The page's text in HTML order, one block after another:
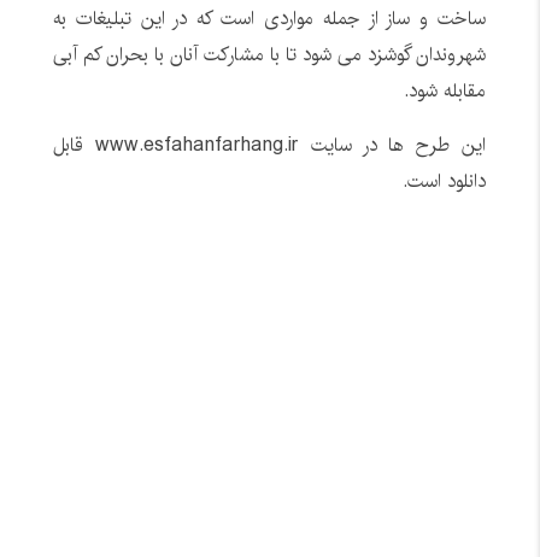
ساخت و ساز از جمله مواردی است که در این تبلیغات به
شهروندان گوشزد می شود تا با مشارکت آنان با بحران کم آبی
مقابله شود.
این طرح ها در سایت www.esfahanfarhang.ir قابل
دانلود است.